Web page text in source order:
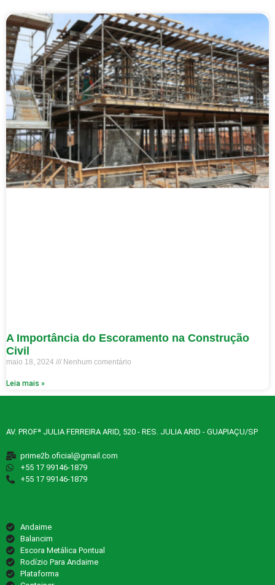
A Importância do Escoramento na Construção
Civil
maio 18, 2024 Nenhum comentário
Leia mais »
AV. PROFª JULIA FERREIRA ARID, 520 - RES. JULIA ARID - GUAPIAÇU/SP
prime2b.oficial@gmail.com
‪+55 17 99146‑1879‬
‪+55 17 99146‑1879‬
Andaime
Balancim
Escora Metálica Pontual
Rodízio Para Andaime
Plataforma